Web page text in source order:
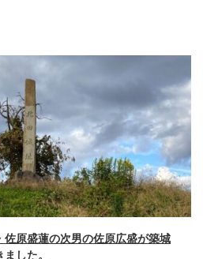
原盛蓮の次男の佐原広盛が築城
した。